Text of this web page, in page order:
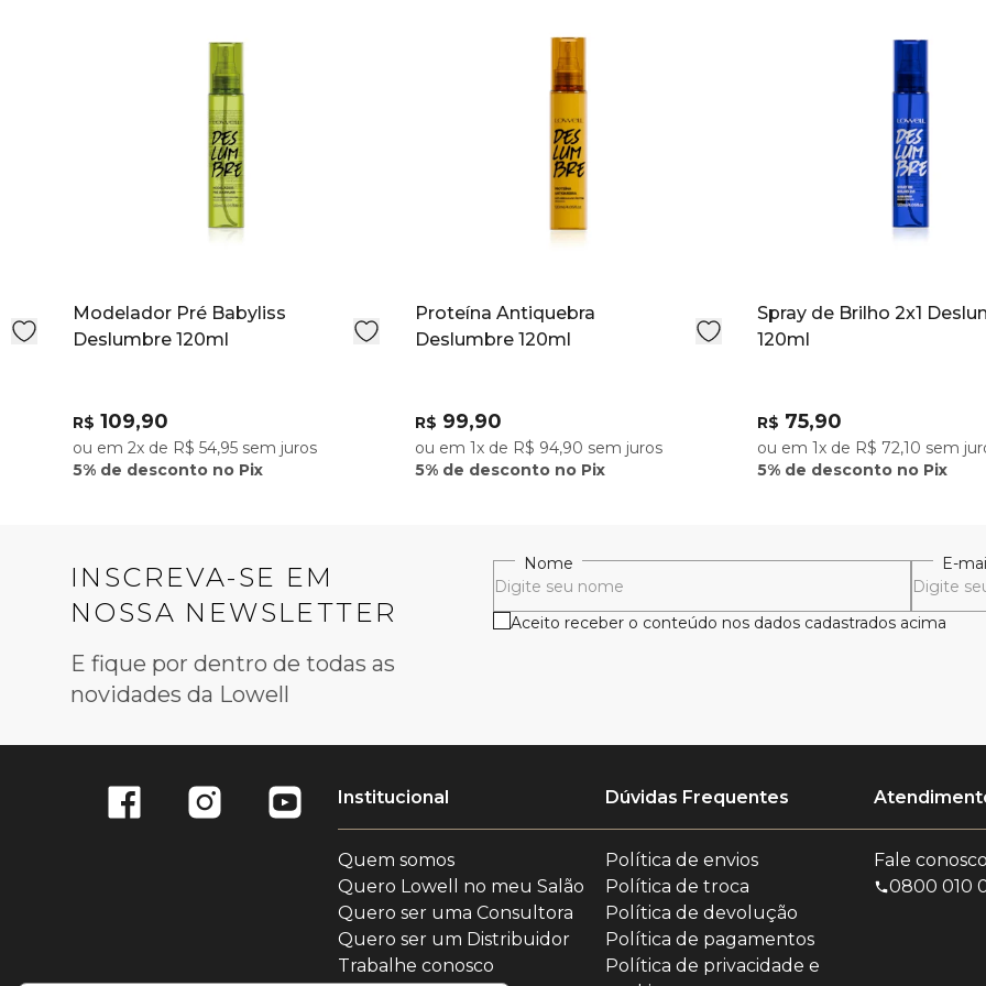
Cálamo,
Olea
(Óleo De
Stearate
Modelador Pré Babyliss
Deslumbre 120ml
R$ 109,90
ou em 2x de R$ 54,95 sem juros
5% de desconto no Pix
Proteína Antiquebra
Deslumbre 120ml
R$ 99,90
ou em 1x de R$ 94,90 sem juros
5% de desconto no Pix
Spray de Brilho 2x1
120ml
R$ 75,90
ou em 1x de R$ 72,10 sem
5% de desconto no Pix
INSCREVA-SE EM
NOSSA NEWSLETTER
E fique por dentro de todas as
novidades da Lowell
Nome
E-
Aceito receber o conteúdo nos dados cadastrados acima
Institucional
Quem somos
Quero Lowell no meu Salão
Quero ser uma Consultora
Quero ser um Distribuidor
Trabalhe conosco
Dúvidas Frequentes
Política de envios
Política de troca
Política de devolução
Política de pagamentos
Política de privacidade e
Fale conosco
0800 010